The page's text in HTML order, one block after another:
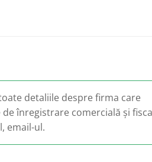
detaliile despre firma care
înregistrare comercială și
email-ul.